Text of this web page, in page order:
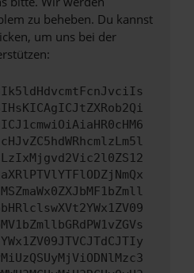
zu beheben. Du kannst
um uns bei der